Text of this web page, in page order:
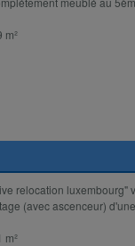
m²
relocation luxembourg"
(avec ascenceur)
m²